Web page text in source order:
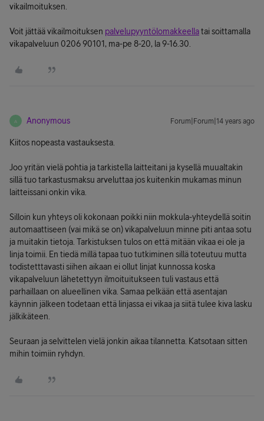
vikailmoituksen.
Voit jättää vikailmoituksen palvelupyyntölomakkeellatai soittamalla
vikapalveluun 0206 90101, ma-pe 8-20, la 9-16.30.
A Anonymous Forum|Forum|14 years ago
Kiitos nopeasta vastauksesta.
Joo yritän vielä pohtia ja tarkistella laitteitani ja kysellä muualtakin
sillä tuo tarkastusmaksu arveluttaa jos kuitenkin mukamas minun
laitteissani onkin vika.
Silloin kun yhteys oli kokonaan poikki niin mokkula-yhteydellä soitin
automaattiseen (vai mikä se on) vikapalveluun minne piti antaa sotu
ja muitakin tietoja. Tarkistuksen tulos on että mitään vikaa ei ole ja
linja toimii. En tiedä millä tapaa tuo tutkiminen sillä toteutuu mutta
todistetttavasti siihen aikaan ei ollut linjat kunnossa koska
vikapalveluun lähetettyyn ilmoituitukseen tuli vastaus että
parhaillaan on alueellinen vika. Samaa pelkään että asentajan
käynnin jälkeen todetaan että linjassa ei vikaa ja siitä tulee kiva lasku
jälkikäteen.
Seuraan ja selvittelen vielä jonkin aikaa tilannetta. Katsotaan sitten
mihin toimiin ryhdyn.